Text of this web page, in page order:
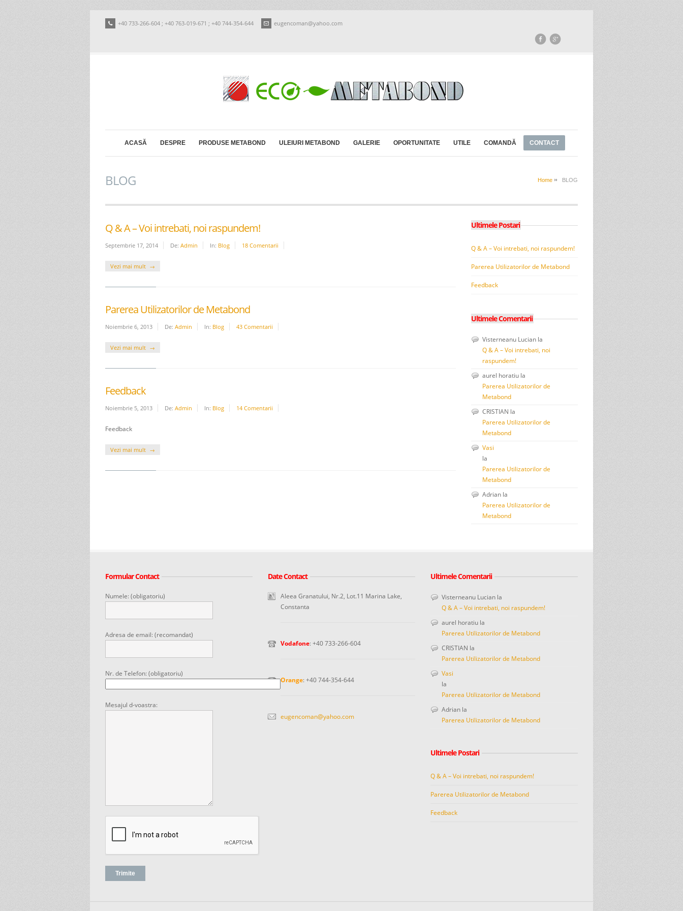
+40 733-266-604 ; +40 763-019-671 ; +40 744-354-644 eugencoman@yahoo.com
ACASĂ DESPRE PRODUSE METABOND ULEIURI METABOND GALERIE OPORTUNITATE UTILE COMANDĂ CONTACT
BLOG Home BLOG
Q & A – Voi intrebati, noi raspundem!
Septembrie 17, 2014 De: Admin In: Blog 18 Comentarii
Vezi mai mult
Parerea Utilizatorilor de Metabond
Noiembrie 6, 2013 De: Admin In: Blog 43 Comentarii
Vezi mai mult
Feedback
Noiembrie 5, 2013 De: Admin In: Blog 14 Comentarii
Feedback
Vezi mai mult
Ultimele Postari
Q & A – Voi intrebati, noi raspundem!
Parerea Utilizatorilor de Metabond
Feedback
Ultimele Comentarii
Visterneanu Lucian la
Q & A – Voi intrebati, noi
raspundem!
aurel horatiu la
Parerea Utilizatorilor de
Metabond
CRISTIAN la
Parerea Utilizatorilor de
Metabond
Vasi
la
Parerea Utilizatorilor de
Metabond
Adrian la
Parerea Utilizatorilor de
Metabond
Formular Contact
Numele: (obligatoriu)
Adresa de email: (recomandat)
Nr. de Telefon: (obligatoriu)
Mesajul d-voastra:
Date Contact
Aleea Granatului, Nr.2, Lot.11 Marina Lake,
Constanta
Vodafone: +40 733-266-604
Orange: +40 744-354-644
eugencoman@yahoo.com
Ultimele Comentarii
Visterneanu Lucian la
Q & A – Voi intrebati, noi raspundem!
aurel horatiu la
Parerea Utilizatorilor de Metabond
CRISTIAN la
Parerea Utilizatorilor de Metabond
Vasi
la
Parerea Utilizatorilor de Metabond
Adrian la
Parerea Utilizatorilor de Metabond
Ultimele Postari
Q & A – Voi intrebati, noi raspundem!
Parerea Utilizatorilor de Metabond
Feedback